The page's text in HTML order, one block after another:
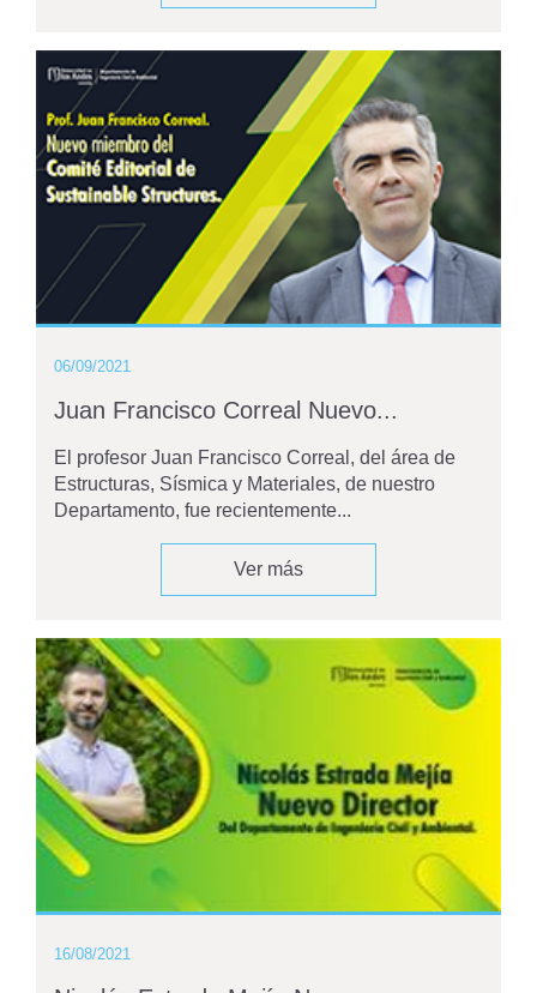
06/09/2021
Juan Francisco Correal Nuevo...
El profesor Juan Francisco Correal, del área de
Estructuras, Sísmica y Materiales, de nuestro
Departamento, fue recientemente...
Ver más
16/08/2021